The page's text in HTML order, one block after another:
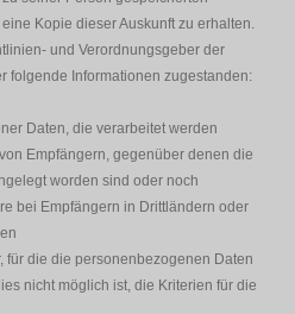
Kopie dieser Auskunft zu erhalten.
und Verordnungsgeber der
folgende Informationen zugestanden:
Daten, die verarbeitet werden
Empfängern, gegenüber denen die
worden sind oder noch
bei Empfängern in Drittländern oder
für die die personenbezogenen Daten
nicht möglich ist, die Kriterien für die